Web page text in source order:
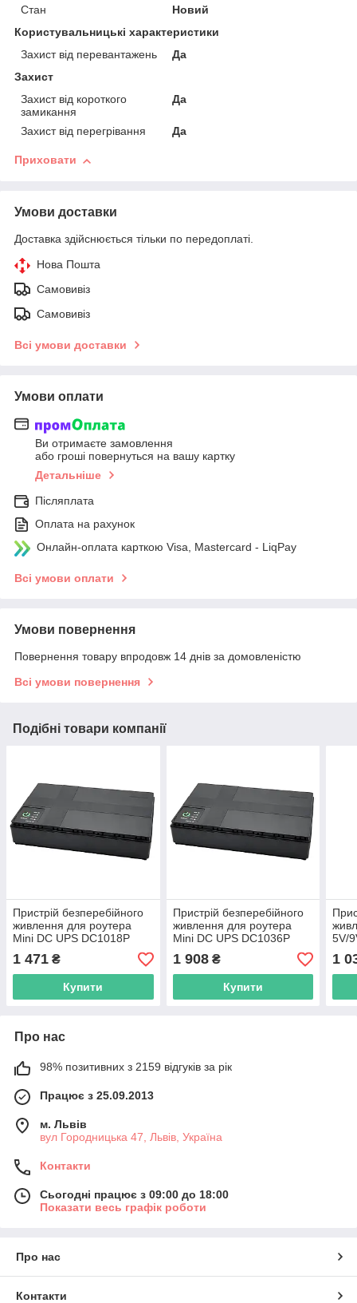
Стан
Новий
Користувальницькі характеристики
Захист від перевантажень
Да
Захист
Захист від короткого
замикання
Да
Захист від перегрівання Да
Приховати
Умови доставки
Доставка здійснюється тільки по передоплаті.
Нова Пошта
Самовивіз
Самовивіз
Всі умови доставки
Умови оплати
Ви отримаєте замовлення
або гроші повернуться на вашу картку
Детальніше
Післяплата
Оплата на рахунок
Онлайн-оплата карткою Visa, Mastercard - LiqPay
Всі умови оплати
Умови повернення
Повернення товару впродовж 14 днів за домовленістю
Всі умови повернення
Подібні товари компанії
Пристрій безперебійного
живлення для роутера
Mini DC UPS DC1018P
18W, 10400 mah
1 471 ₴
Купити
Пристрій безперебійного
живлення для роутера
Mini DC UPS DC1036P
36W, 10400 mah
1 908₴
Купити
5V/
1
Про нас
98% позитивних з 2159 відгуків за рік
Працює з 25.09.2013
м. Львів
вул Городницька 47, Львів, Україна
Контакти
Сьогодні працює з 09:00 до 18:00
Показати весь графік роботи
Про нас
Контакти